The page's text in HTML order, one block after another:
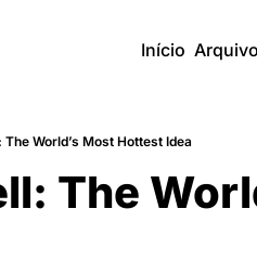
Início Arquivo
The World’s Most Hottest Idea
The